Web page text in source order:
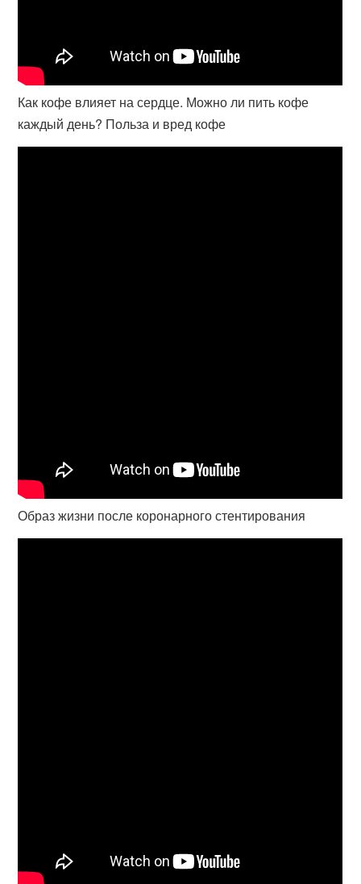
Как кофе влияет на сердце. Можно ли пить кофе
каждый день? Польза и вред кофе
Образ жизни после коронарного стентирования